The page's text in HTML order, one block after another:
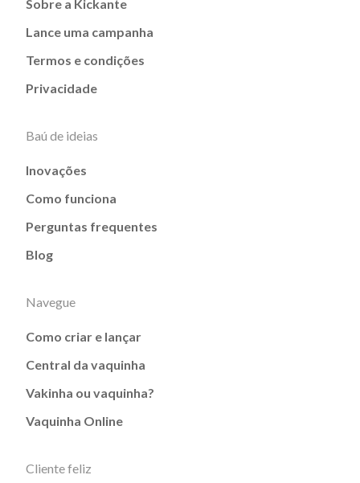
Sobre a Kickante
Lance uma campanha
Termos e condições
Privacidade
Baú de ideias
Inovações
Como funciona
Perguntas frequentes
Blog
Navegue
Como criar e lançar
Central da vaquinha
Vakinha ou vaquinha?
Vaquinha Online
Cliente feliz